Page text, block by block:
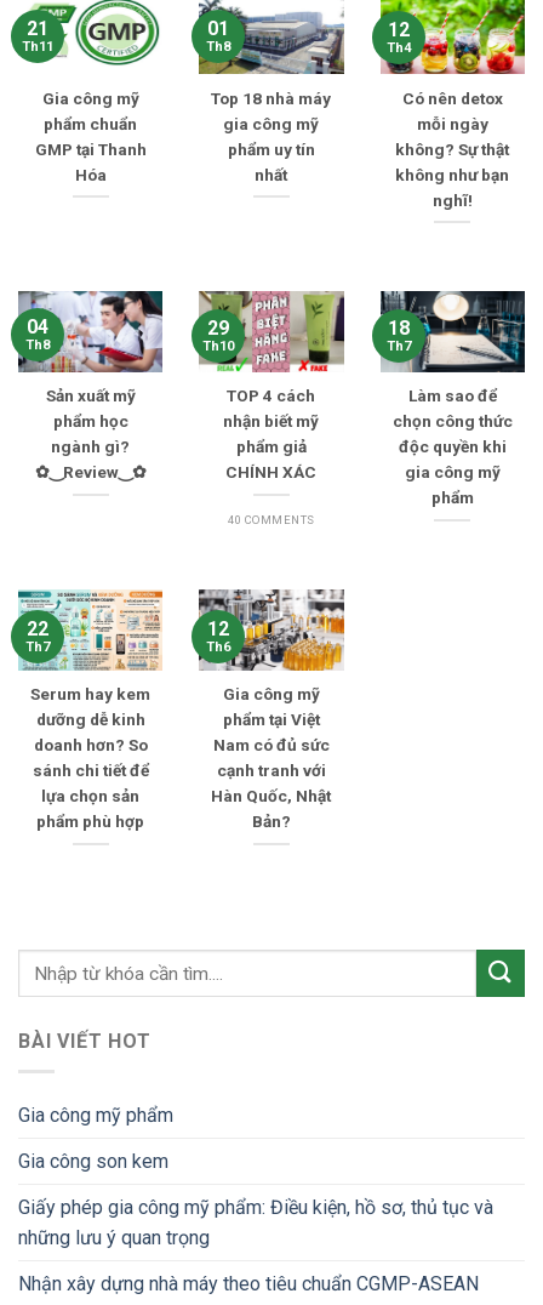
Gia công mỹ
phẩm chuẩn
GMP tại Thanh
Hóa
21
Th11
Top 18 nhà máy
gia công mỹ
phẩm uy tín
nhất
01
Th8
Có nên detox
mỗi ngày
không? Sự thật
không như bạn
nghĩ!
12
Th4
Sản xuất mỹ
phẩm học
ngành gì?
✿‿Review‿✿
04
Th8
TOP 4 cách
nhận biết mỹ
phẩm giả
CHÍNH XÁC
40 COMMENTS
29
Th10
Làm sao để
chọn công thức
độc quyền khi
gia công mỹ
phẩm
18
Th7
Serum hay kem
dưỡng dễ kinh
doanh hơn? So
sánh chi tiết để
lựa chọn sản
phẩm phù hợp
22
Th7
Gia công mỹ
phẩm tại Việt
Nam có đủ sức
cạnh tranh với
Hàn Quốc, Nhật
Bản?
12
Th6
BÀI VIẾT HOT
Gia công mỹ phẩm
Gia công son kem
Giấy phép gia công mỹ phẩm: Điều kiện, hồ sơ, thủ tục và
những lưu ý quan trọng
Nhận xây dựng nhà máy theo tiêu chuẩn CGMP-ASEAN